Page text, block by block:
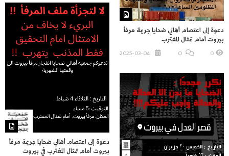
دعوة إلى اعتصام أهالي ضحايا جريمة مرفأ
بيروت أمام تمثال المغترب
0
دعوة إلى اعتصام أهالي ضحايا جريمة مرفأ
بيروت أمام تمثال المغترب في بيروت